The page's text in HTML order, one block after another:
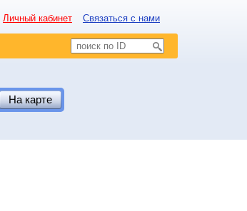
Личный кабинет Связаться с нами
На карте